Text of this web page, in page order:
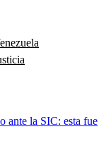
ante la SIC: esta fue